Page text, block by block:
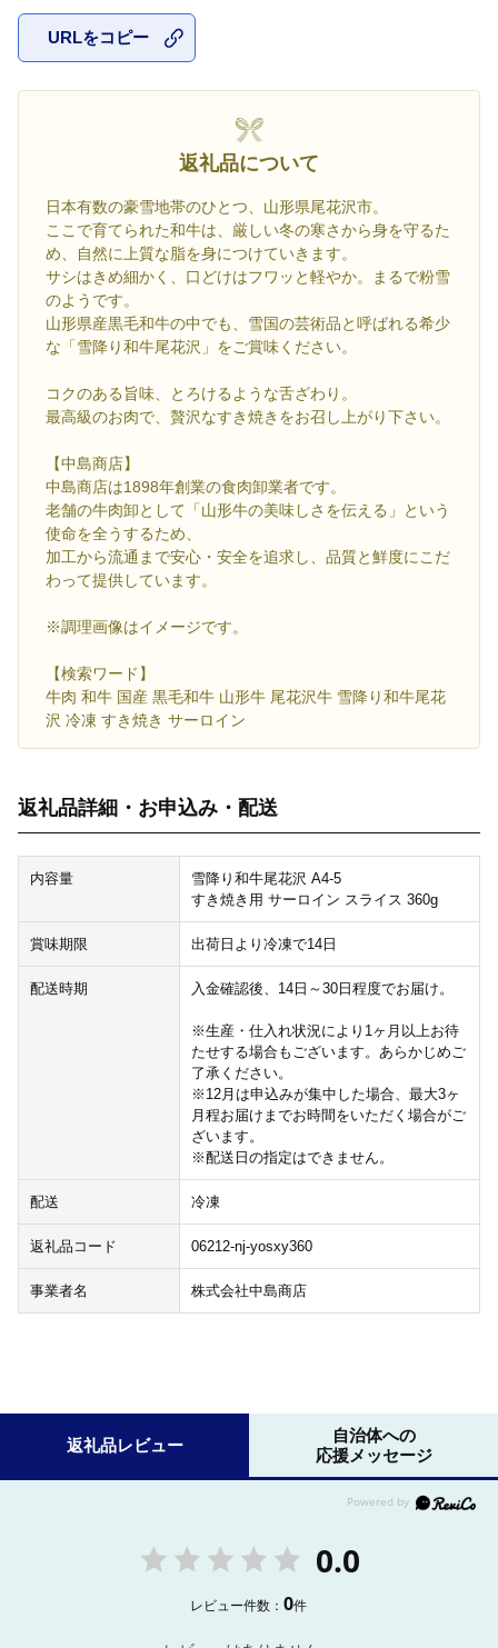
URLをコピー
返礼品について
日本有数の豪雪地帯のひとつ、山形県尾花沢市。
ここで育てられた和牛は、厳しい冬の寒さから身を守るた
め、自然に上質な脂を身につけていきます。
サシはきめ細かく、口どけはフワッと軽やか。まるで粉雪
のようです。
山形県産黒毛和牛の中でも、雪国の芸術品と呼ばれる希少
な「雪降り和牛尾花沢」をご賞味ください。
コクのある旨味、とろけるような舌ざわり。
最高級のお肉で、贅沢なすき焼きをお召し上がり下さい。
【中島商店】
中島商店は1898年創業の食肉卸業者です。
老舗の牛肉卸として「山形牛の美味しさを伝える」という
使命を全うするため、
加工から流通まで安心・安全を追求し、品質と鮮度にこだ
わって提供しています。
※調理画像はイメージです。
【検索ワード】
牛肉 和牛 国産 黒毛和牛 山形牛 尾花沢牛 雪降り和牛尾花
沢 冷凍 すき焼き サーロイン
返礼品詳細・お申込み・配送
内容量
雪降り和牛尾花沢 A4-5
すき焼き用 サーロイン スライス 360g
賞味期限 出荷日より冷凍で14日
配送時期 入金確認後、14日～30日程度でお届け。
※生産・仕入れ状況により1ヶ月以上お待
たせする場合もございます。あらかじめご
了承ください。
※12月は申込みが集中した場合、最大3ヶ
月程お届けまでお時間をいただく場合がご
ざいます。
※配送日の指定はできません。
配送 冷凍
返礼品コード 06212-nj-yosxy360
事業者名 株式会社中島商店
返礼品レビュー
自治体への
応援メッセージ
0.0
レビュー件数：0件